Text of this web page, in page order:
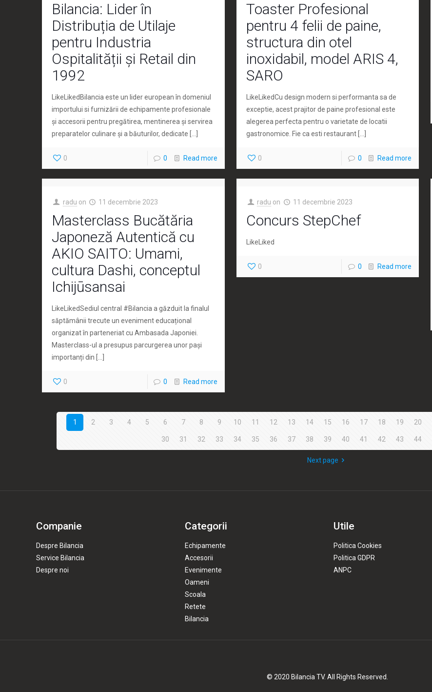
Bilancia: Lider în
Distribuția de Utilaje
pentru Industria
Ospitalității și Retail din
1992
LikeLikedBilancia este un lider european în domeniul
importului si furnizării de echipamente profesionale
și accesorii pentru pregătirea, mentinerea și servirea
preparatelor culinare și a băuturilor, dedicate
0 0 Read more
Toaster Profesional
pentru 4 felii de paine,
structura din otel
inoxidabil, model ARIS 4,
SARO
LikeLikedCu design modern si performanta sa de
exceptie, acest prajitor de paine profesional este
alegerea perfecta pentru o varietate de locatii
gastronomice. Fie ca esti restaurant[…]
0 0 Read more
radu on 11 decembrie 2023
Masterclass Bucătăria
Japoneză Autentică cu
AKIO SAITO: Umami,
cultura Dashi, conceptul
Ichijūsansai
LikeLikedSediul central #Bilancia a găzduit la finalul
săptămânii trecute un eveniment educațional
organizat în parteneriat cu Ambasada Japoniei.
Masterclass-ul a presupus parcurgerea unor pași
importanți din
0 0 Read more
radu on 11 decembrie 2023
Concurs StepChef
LikeLiked
0 0 Read more
1 2 3 4 5 6 7 8 9 10 11 12 13 14 15 16 17 18 19 20
30 31 32 33 34 35 36 37 38 39 40 41 42 43 44
Next page
Companie
Despre Bilancia
Service Bilancia
Despre noi
Categorii
Echipamente
Accesorii
Evenimente
Oameni
Scoala
Retete
Bilancia
Utile
Politica Cookies
Politica GDPR
ANPC
© 2020 Bilancia TV. All Rights Reserved.